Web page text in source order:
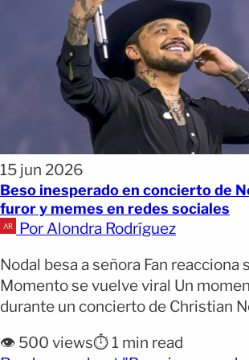
15 jun 2026
Beso inesperado en concierto de
furor y memes en redes sociales
Por Alondra Rodríguez
Nodal besa a señora Fan reacciona
Momento se vuelve viral Un
durante un concierto de Christian
comentados del fin de semana,
👁️ 500 views⏱️ 1 min read